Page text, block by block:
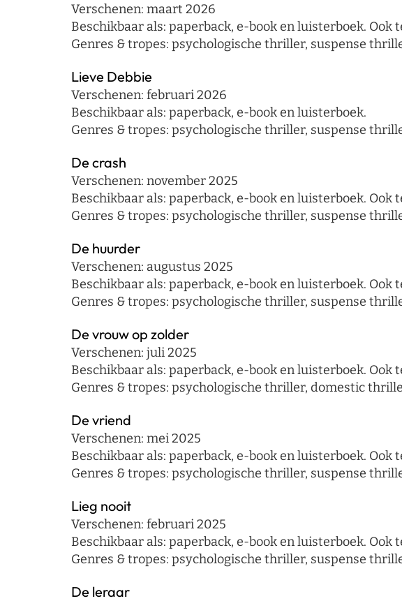
Verschenen: maart 2026
Beschikbaar als: paperback, e-book en luisterboek.
Genres & tropes: psychologische thriller, suspense
Lieve Debbie
Verschenen: februari 2026
Beschikbaar als: paperback, e-book en luisterboek.
Genres & tropes: psychologische thriller, suspense
De crash
Verschenen: november 2025
Beschikbaar als: paperback, e-book en luisterboek.
Genres & tropes: psychologische thriller, suspense
De huurder
Verschenen: augustus 2025
Beschikbaar als: paperback, e-book en luisterboek.
Genres & tropes: psychologische thriller, suspense
De vrouw op zolder
Verschenen: juli 2025
Beschikbaar als: paperback, e-book en luisterboek.
Genres & tropes: psychologische thriller, domestic
De vriend
Verschenen: mei 2025
Beschikbaar als: paperback, e-book en luisterboek.
Genres & tropes: psychologische thriller, suspense
Lieg nooit
Verschenen: februari 2025
Beschikbaar als: paperback, e-book en luisterboek.
Genres & tropes: psychologische thriller, suspense
De leraar